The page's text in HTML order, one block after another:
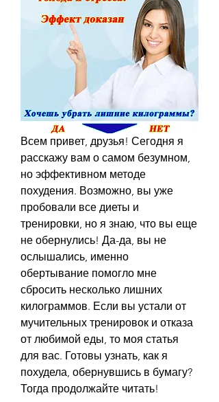
Всем привет, друзья! Сегодня я
расскажу вам о самом безумном,
но эффективном методе
похудения. Возможно, вы уже
пробовали все диеты и
тренировки, но я знаю, что вы еще
не обернулись! Да-да, вы не
ослышались, именно
обертывание помогло мне
сбросить несколько лишних
килограммов. Если вы устали от
мучительных тренировок и отказа
от любимой еды, то моя статья
для вас. Готовы узнать, как я
похудела, обернувшись в бумагу?
Тогда продолжайте читать!